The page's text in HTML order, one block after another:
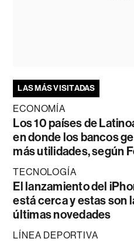
LAS MÁS VISITADAS
ECONOMÍA
Los 10 países de
en donde los bancos
más utilidades, según
TECNOLOGÍA
El lanzamiento del
está cerca y estas son
últimas novedades
LÍNEA DEPORTIVA